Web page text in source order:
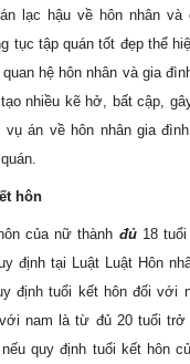
lạc hậu về hôn nhân và
tục tập quán tốt đẹp thể
hệ hôn nhân và gia
nhiều kẽ hở, bất cập,
án về hôn nhân gia
hôn
của nữ thành đủ18 tuổi
định tại Luật Luật Hôn
định tuổi kết hôn đối với
nam là từ đủ 20 tuổi
quy định tuổi kết hôn